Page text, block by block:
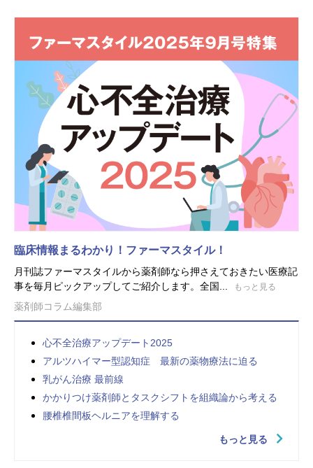
臨床情報まるわかり！ファーマスタイル！
月刊誌ファーマスタイルから薬剤師なら押さえておきたい医療記
事を毎月ピックアップしてご紹介します。全国...
もっと見る
薬剤師コラム編集部
心不全治療アップデート2025
アルツハイマー型認知症 最新の薬物療法に迫る
乳がん治療 最前線
かかりつけ薬剤師とタスクシフトを組織論から考える
腰椎椎間板ヘルニアを理解する
もっと見る